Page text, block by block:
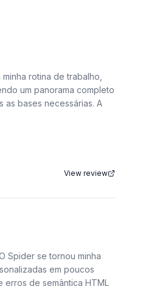
rotina de trabalho,
um panorama completo
bases necessárias. A
de trabalho, tanto para
necessárias. A única
é a profundidade das
recente para um
View review
Spider se tornou minha
em poucos
de semântica HTML